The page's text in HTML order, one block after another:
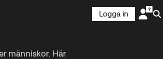
Logga in
människor. Här